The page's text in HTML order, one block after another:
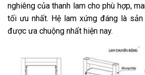
nghiêng của thanh lam cho phù hợp,
tối ưu nhất. Hệ lam xứng đáng là
được ưa chuộng nhất hiện nay.